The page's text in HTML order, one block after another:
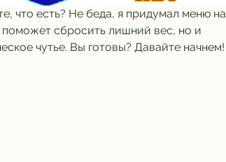
что есть? Не беда, я придумал меню на
поможет сбросить лишний вес, но и
чутье. Вы готовы? Давайте начнем!